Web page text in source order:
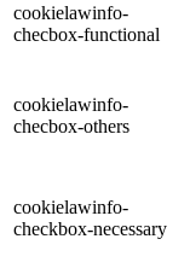
cookielawinfo-
checbox-functional
cookielawinfo-
checbox-others
cookielawinfo-
checkbox-necessary